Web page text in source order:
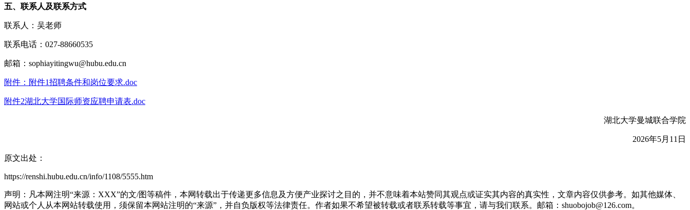
五、联系人及联系方式
联系人：吴老师
联系电话：027-88660535
邮箱：sophiayitingwu@hubu.edu.cn
附件：附件1招聘条件和岗位要求.doc
附件2湖北大学国际师资应聘申请表.doc
湖北大学曼城联合学院
2026年5月11日
原文出处：
https://renshi.hubu.edu.cn/info/1108/5555.htm
声明：凡本网注明“来源：XXX”的文/图等稿件，本网转载出于传递更多信息及方便产业探讨之目的，并不意味着本站赞同其观点或证实其内容的真实性，文章内容仅供参考。如其他媒体、
网站或个人从本网站转载使用，须保留本网站注明的“来源”，并自负版权等法律责任。作者如果不希望被转载或者联系转载等事宜，请与我们联系。邮箱：shuobojob@126.com。